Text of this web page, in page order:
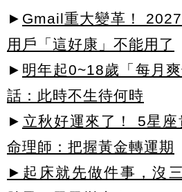
► Gmail重大變革！
用戶「這好康」不能用了
► 明年起0~18歲「每月
話：此時不生待何時
► 立秋好運來了！ 5星
命理師：把握黃金轉運期
►起床就先做件事，沒